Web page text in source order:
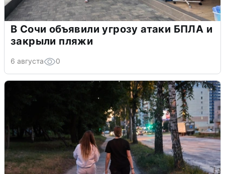
В Сочи объявили угрозу атаки БПЛА и
закрыли пляжи
6 августа 0